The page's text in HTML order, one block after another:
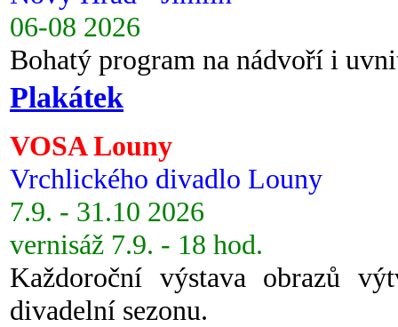
06-08 2026
Bohatý program na nádvoří i
Plakátek
VOSA Louny
Vrchlického divadlo Louny
7.9. - 31.10 2026
vernisáž 7.9. - 18 hod.
Každoroční výstava obrazů
divadelní sezonu.